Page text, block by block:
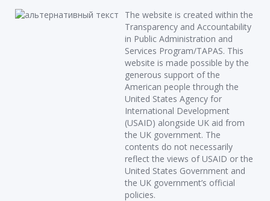
The website is created within the
Transparency and Accountability
in Public Administration and
Services Program/TAPAS. This
website is made possible by the
generous support of the
American people through the
United States Agency for
International Development
(USAID) alongside UK aid from
the UK government. The
contents do not necessarily
reflect the views of USAID or the
United States Government and
the UK government’s official
policies.